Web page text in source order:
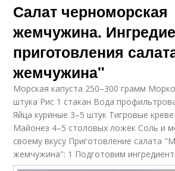
Салат с икрой
Новогодний салат
Салат с кальмаром
Салат черноморская
жемчужина.
приготовления
жемчужина"
Морская капуста 250–300 грамм
штука Рис 1 стакан Вода
Яйца куриные 3–5 штук Тигровые
Майонез 4–5 столовых ложек Соль и
своему вкусу Приготовление салата
жемчужина": 1 Подготовим